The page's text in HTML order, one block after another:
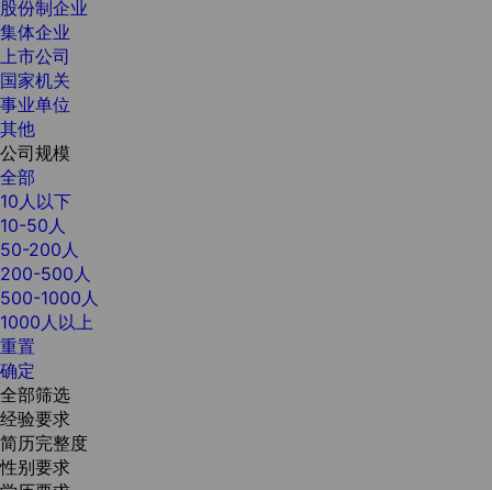
股份制企业
集体企业
上市公司
国家机关
事业单位
其他
公司规模
全部
10人以下
10-50人
50-200人
200-500人
500-1000人
1000人以上
重置
确定
全部筛选
经验要求
简历完整度
性别要求